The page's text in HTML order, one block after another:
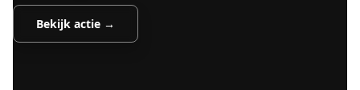
Bekijk actie →